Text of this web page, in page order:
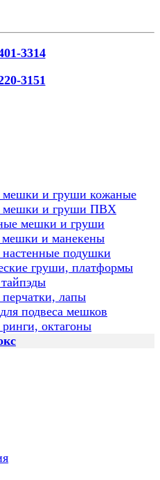
3314
3151
мешки и груши кожаные
мешки и груши ПВХ
мешки и груши
и манекены
настенные подушки
груши, платформы
перчатки, лапы
подвеса мешков
ринги, октагоны